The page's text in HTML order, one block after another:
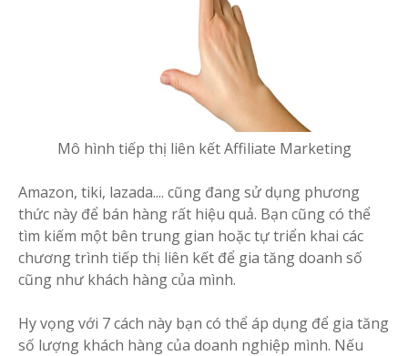
Mô hình tiếp thị liên kết Affiliate Marketing
Amazon, tiki, lazada.... cũng đang sử dụng phương
thức này để bán hàng rất hiệu quả. Bạn cũng có thể
tìm kiếm một bên trung gian hoặc tự triển khai các
chương trình tiếp thị liên kết để gia tăng doanh số
cũng như khách hàng của mình.
Hy vọng với 7 cách này bạn có thể áp dụng để gia tăng
số lượng khách hàng của doanh nghiệp mình. Nếu